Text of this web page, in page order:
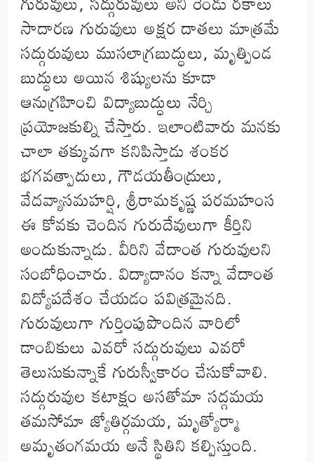
సాదారణ గురువులు అక్షర దాతలు మాత్రమే
సద్గురువులు ముసలాగ్రబుద్ధులు, మృత్పిండ
బుద్ధులు అయిన శిష్యులను కూడా
ఆనుగ్రహించి విద్యాబుద్ధులు నేర్చి
ప్రయోజకుల్ని చేస్తారు. ఇలాంటివారు మనకు
చాలా తక్కువగా కనిపిస్తాడు శంకర
భగవత్పాదులు, గౌడయతీంద్రులు,
వేదవ్యాసమహర్షి, శ్రీరామకృష్ణ పరమహంస
ఈ కోవకు చెందిన గురుదేవులుగా కీర్తిని
అందుకున్నాడు. వీరిని వేదాంత గురువులని
సంబోధించారు. విద్యాదానం కన్నా వేదాంత
విద్యోపదేశం చేయడం పవిత్రమైనది.
గురువులుగా గుర్తింపుపొందిన వారిలో
డాంబికులు ఎవరో సద్గురువులు ఎవరో
తెలుసుకున్నాకే గురుస్వీకారం చేసుకోవాలి.
సద్గురువుల కటాక్షం అసతోమా సద్గమయ
తమసోమా జ్యోతిర్గమయ, మృత్యోర్మా
అమృతంగమయ అనే స్థితిని కల్పిస్తుంది.